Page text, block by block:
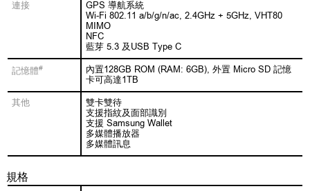
連接
GPS 導航系統
Wi-Fi 802.11 a/b/g/n/ac, 2.4GHz + 5GHz, VHT80
MIMO
NFC
藍芽 5.3 及USB Type C
記憶體#
內置128GB ROM (RAM: 6GB), 外置 Micro SD 記憶
卡可高達1TB
其他
雙卡雙待
支援指紋及面部識別
支援 Samsung Wallet
多媒體播放器
多媒體訊息
規格